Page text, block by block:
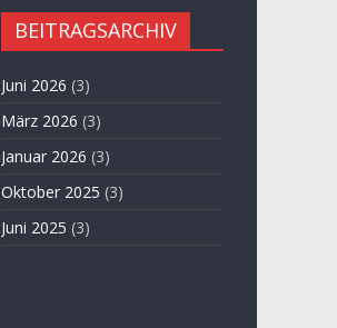
BEITRAGSARCHIV
Juni 2026 (3)
März 2026 (3)
Januar 2026 (3)
Oktober 2025 (3)
Juni 2025 (3)